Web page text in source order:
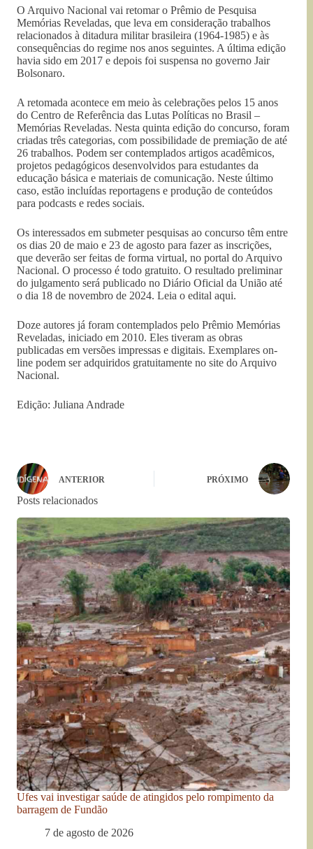
O Arquivo Nacional vai retomar o Prêmio de Pesquisa
Memórias Reveladas, que leva em consideração trabalhos
relacionados à ditadura militar brasileira (1964-1985) e às
consequências do regime nos anos seguintes. A última edição
havia sido em 2017 e depois foi suspensa no governo Jair
Bolsonaro.
A retomada acontece em meio às celebrações pelos 15 anos
do Centro de Referência das Lutas Políticas no Brasil –
Memórias Reveladas. Nesta quinta edição do concurso, foram
criadas três categorias, com possibilidade de premiação de até
26 trabalhos. Podem ser contemplados artigos acadêmicos,
projetos pedagógicos desenvolvidos para estudantes da
educação básica e materiais de comunicação. Neste último
caso, estão incluídas reportagens e produção de conteúdos
para podcasts e redes sociais.
Os interessados em submeter pesquisas ao concurso têm entre
os dias 20 de maio e 23 de agosto para fazer as inscrições,
que deverão ser feitas de forma virtual, no portal do Arquivo
Nacional. O processo é todo gratuito. O resultado preliminar
do julgamento será publicado no Diário Oficial da União até
o dia 18 de novembro de 2024. Leia o edital aqui.
Doze autores já foram contemplados pelo Prêmio Memórias
Reveladas, iniciado em 2010. Eles tiveram as obras
publicadas em versões impressas e digitais. Exemplares on-
line podem ser adquiridos gratuitamente no site do Arquivo
Nacional.
Edição: Juliana Andrade
ANTERIOR PRÓXIMO
Posts relacionados
Ufes vai investigar saúde de atingidos pelo rompimento da
barragem de Fundão
7 de agosto de 2026